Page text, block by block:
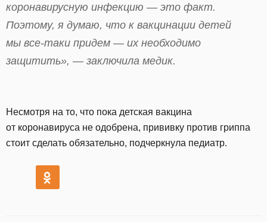
коронавирусную инфекцию — это факт.
Поэтому, я думаю, что к вакцинации детей
мы все-таки придем — их необходимо
защитить», — заключила медик.
Несмотря на то, что пока детская вакцина
от коронавируса не одобрена, прививку против гриппа
стоит сделать обязательно, подчеркнула педиатр.